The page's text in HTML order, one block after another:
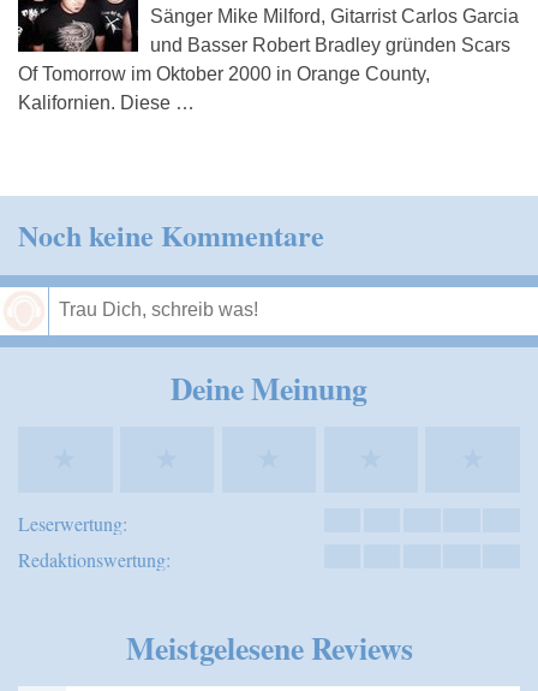
Sänger Mike Milford, Gitarrist Carlos Garcia
und Basser Robert Bradley gründen Scars
Of Tomorrow im Oktober 2000 in Orange County,
Kalifornien. Diese …
Noch keine Kommentare
Deine Meinung
Leserwertung:
Redaktionswertung:
Meistgelesene Reviews